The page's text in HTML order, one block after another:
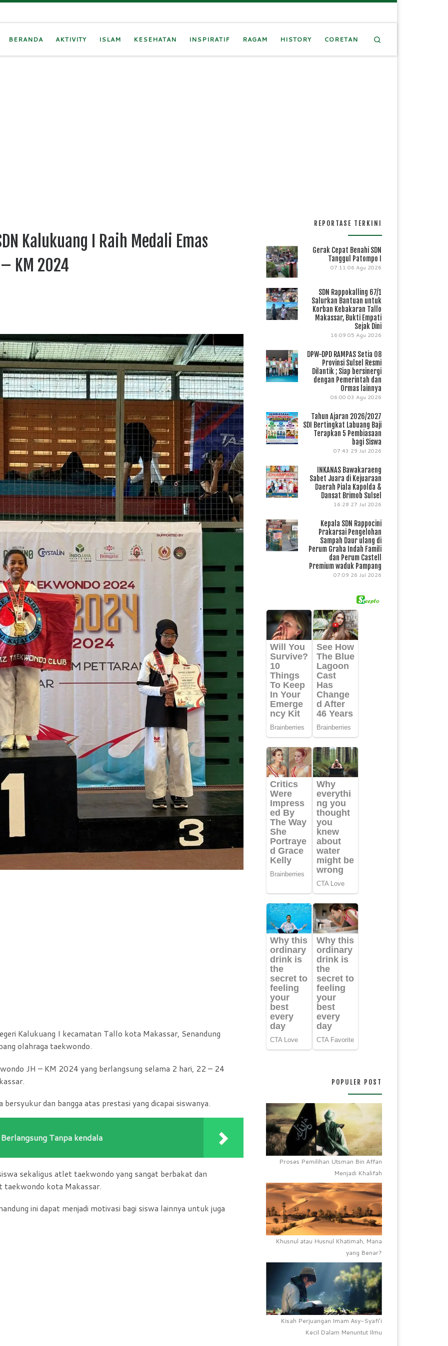
BERANDA AKTIVITY ISLAM KESEHATAN INSPIRATIF RAGAM HISTORY CORETAN
Kalukuang I Raih Medali Emas
KM 2024
Kalukuang I kecamatan Tallo kota Makassar, Senandung
olahraga taekwondo.
JH – KM 2024 yang berlangsung selama 2 hari, 22 – 24
dan bangga atas prestasi yang dicapai siswanya.
Tanpa kendala
sekaligus atlet taekwondo yang sangat berbakat dan
taekwondo kota Makassar.
ini dapat menjadi motivasi bagi siswa lainnya untuk juga
REPORTASE TERKINI
Gerak Cepat Benahi SDN
Tanggul Patompo I
07:11 06 Agu 2026
SDN Rappokalling 67/1
Salurkan Bantuan untuk
Korban Kebakaran Tallo
Makassar, Bukti Empati
Sejak Dini
16:09 05 Agu 2026
DPW-DPD RAMPAS Setia 08
Provinsi Sulsel Resmi
Dilantik ; Siap bersinergi
dengan Pemerintah dan
Ormas lainnya
06:00 03 Agu 2026
Tahun Ajaran 2026/2027
SDI Bertingkat Labuang Baji
Terapkan 5 Pembiasaan
bagi Siswa
07:43 29 Jul 2026
INKANAS Bawakaraeng
Sabet Juara di Kejuaraan
Daerah Piala Kapolda &
Dansat Brimob Sulsel
16:28 27 Jul 2026
Kepala SDN Rappocini
Prakarsai Pengelohan
Sampah Daur ulang di
Perum Graha Indah Famili
dan Perum Castell
Premium waduk Pampang
07:09 26 Jul 2026
POPULER POST
Proses Pemilihan Utsman Bin Affan
Menjadi Khalifah
Khusnul atau Husnul Khatimah, Mana
yang Benar?
Kisah Perjuangan Imam Asy-Syafi’i
Kecil Dalam Menuntut Ilmu